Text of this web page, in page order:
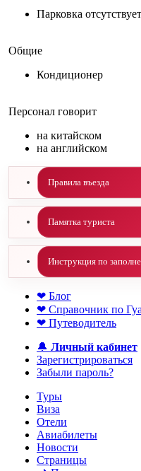
Парковка
Общие
Кондиционер
Персонал говорит
на китайском
на английском
Правила въезда
Памятка туриста
Инструкция по
❤ Блог
❤ Справочник по
❤ Путеводитель
🔔 Личный кабинет
Зарегистрироваться
Забыли пароль?
Туры
Виза
Отели
Авиабилеты
Новости
Страницы